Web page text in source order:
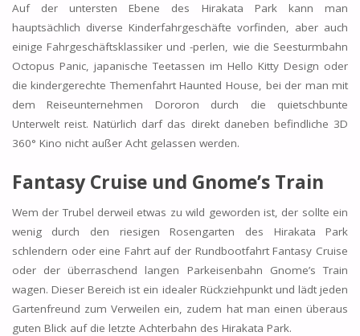
Auf der untersten Ebene des Hirakata Park kann man
hauptsächlich diverse Kinderfahrgeschäfte vorfinden, aber auch
einige Fahrgeschäftsklassiker und -perlen, wie die Seesturmbahn
Octopus Panic, japanische Teetassen im Hello Kitty Design oder
die kindergerechte Themenfahrt Haunted House, bei der man mit
dem Reiseunternehmen Dororon durch die quietschbunte
Unterwelt reist. Natürlich darf das direkt daneben befindliche 3D
360° Kino nicht außer Acht gelassen werden.
Fantasy Cruise und Gnome’s Train
Wem der Trubel derweil etwas zu wild geworden ist, der sollte ein
wenig durch den riesigen Rosengarten des Hirakata Park
schlendern oder eine Fahrt auf der Rundbootfahrt Fantasy Cruise
oder der überraschend langen Parkeisenbahn Gnome’s Train
wagen. Dieser Bereich ist ein idealer Rückziehpunkt und lädt jeden
Gartenfreund zum Verweilen ein, zudem hat man einen überaus
guten Blick auf die letzte Achterbahn des Hirakata Park.